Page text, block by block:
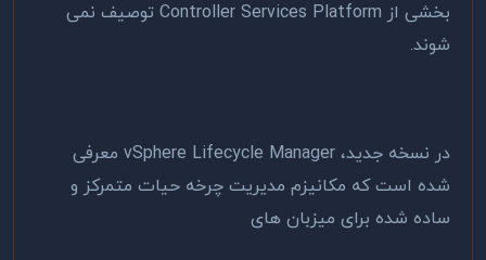
بخشی از Controller Services Platform توصیف نمی
شوند.
در نسخه جدید، vSphere Lifecycle Manager معرفی
شده است که مکانیزم مدیریت چرخه حیات متمرکز و
ساده شده برای میزبان های